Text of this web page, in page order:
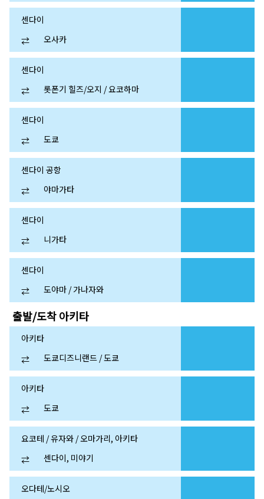
센다이
⇄
오사카
센다이
⇄
롯폰기 힐즈/오지 / 요코하마
센다이
⇄
도쿄
센다이 공항
⇄
야마가타
센다이
⇄
니가타
센다이
⇄
도야마 / 가나자와
출발/도착아키타
아키타
⇄
도쿄디즈니랜드 / 도쿄
아키타
⇄
도쿄
요코테 / 유자와 / 오마가리, 아키타
⇄
센다이, 미야기
오다테/노시오